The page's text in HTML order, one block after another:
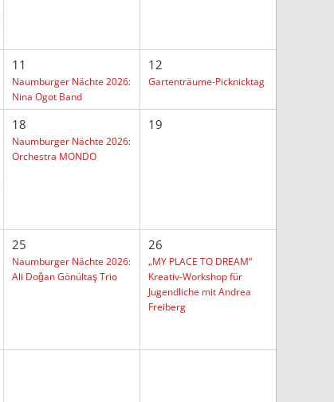
11
Naumburger Nächte 2026:
Nina Ogot Band
12
Gartenträume-Picknicktag
18
Naumburger Nächte 2026:
Orchestra MONDO
19
25
Naumburger Nächte 2026:
Ali Doğan Gönültaş Trio
26
„MY PLACE TO DREAM“
Kreativ-Workshop für
Jugendliche mit Andrea
Freiberg